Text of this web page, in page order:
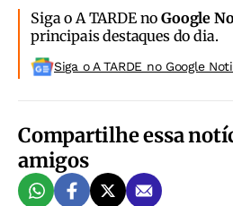
Siga o A TARDE noGoogle
principais destaques do dia.
Siga o A TARDE no Google
Compartilhe essa
amigos